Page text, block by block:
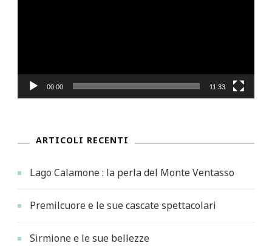
00:00 11:33
ARTICOLI RECENTI
Lago Calamone : la perla del Monte Ventasso
Premilcuore e le sue cascate spettacolari
Sirmione e le sue bellezze